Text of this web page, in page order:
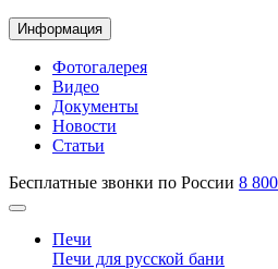
Информация
Фотогалерея
Видео
Документы
Новости
Статьи
Бесплатные звонки по России 8
Печи
Печи для русской бани